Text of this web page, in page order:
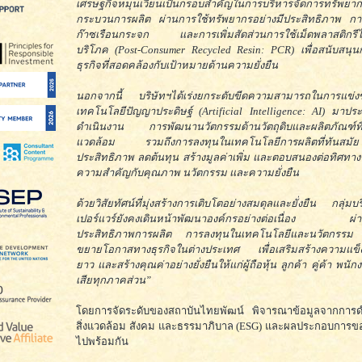
เศรษฐกิจหมุนเวียนเป็นกรอบสำคัญในการบริหารจัดการทรัพยา
กระบวนการผลิต ผ่านการใช้ทรัพยากรอย่างมีประสิทธิภาพ ก
ก๊าซเรือนกระจก และการเพิ่มสัดส่วนการใช้เม็ดพลาสติกรีไ
บริโภค (Post-Consumer Recycled Resin: PCR) เพื่อสนับสนุน
ธุรกิจที่สอดคล้องกับเป้าหมายด้านความยั่งยืน
นอกจากนี้ บริษัทฯได้เร่งยกระดับขีดความสามารถในการแข่ง
เทคโนโลยีปัญญาประดิษฐ์ (Artificial Intelligence: AI) มาปร
ดำเนินงาน การพัฒนานวัตกรรมด้านวัตถุดิบและผลิตภัณฑ์ที่
แวดล้อม รวมถึงการลงทุนในเทคโนโลยีการผลิตที่ทัน
ประสิทธิภาพ ลดต้นทุน สร้างมูลค่าเพิ่ม และตอบสนองต่อทิศทา
ความสำคัญกับคุณภาพ นวัตกรรม และความยั่งยืน
ด้วยวิสัยทัศน์ที่มุ่งสร้างการเติบโตอย่างสมดุลและยั่งยืน กลุ่มบ
เปอร์แวร์ยังคงเดินหน้าพัฒนาองค์กรอย่างต่อเนื่อง ผ่า
ประสิทธิภาพการผลิต การลงทุนในเทคโนโลยีและนวัตกรร
ขยายโอกาสทางธุรกิจในต่างประเทศ เพื่อเสริมสร้างความแข็
ยาว และสร้างคุณค่าอย่างยั่งยืนให้แก่ผู้ถือหุ้น ลูกค้า คู่ค้า พนัก
เสียทุกภาคส่วน”
โดยการจัดระดับของสถาบันไทยพัฒน์ พิจารณาข้อมูลจากการด
สิ่งแวดล้อม สังคม และธรรมาภิบาล (ESG) และผลประกอบการ
ไปพร้อมกัน